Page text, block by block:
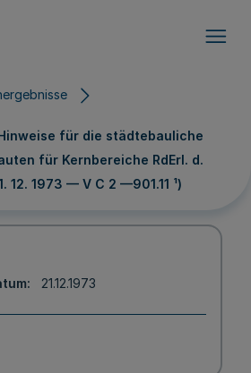
für die städtebauliche
für Kernbereiche RdErl. d.
12. 1973 — V C 2 —901.11 ¹)
21.12.1973